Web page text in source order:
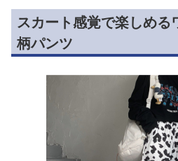
スカート感覚で楽しめる
柄パンツ